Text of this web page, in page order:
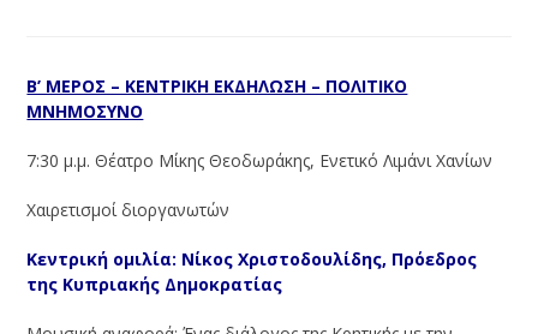
Β’ ΜΕΡΟΣ – ΚΕΝΤΡΙΚΗ ΕΚΔΗΛΩΣΗ – ΠΟΛΙΤΙΚΟ
ΜΝΗΜΟΣΥΝΟ
7:30 μ.μ. Θέατρο Μίκης Θεοδωράκης, Ενετικό Λιμάνι Χανίων
Χαιρετισμοί διοργανωτών
Κεντρική ομιλία: Νίκος Χριστοδουλίδης, Πρόεδρος
της Κυπριακής Δημοκρατίας